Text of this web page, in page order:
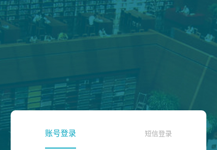
账号登录 短信登录